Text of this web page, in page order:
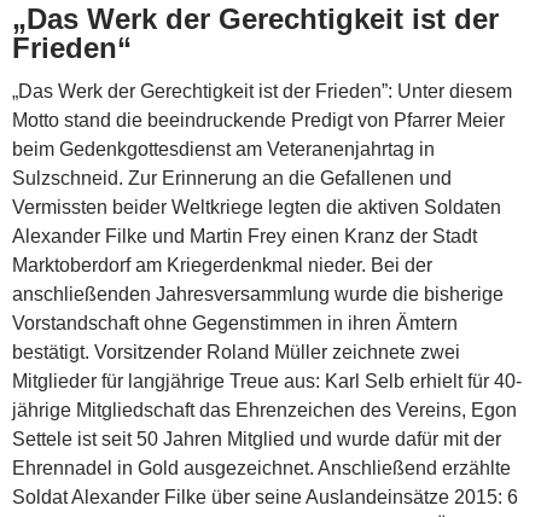
„Das Werk der Gerechtigkeit ist der
Frieden“
„Das Werk der Gerechtigkeit ist der Frieden”: Unter diesem
Motto stand die beeindruckende Predigt von Pfarrer Meier
beim Gedenkgottesdienst am Veteranenjahrtag in
Sulzschneid. Zur Erinnerung an die Gefallenen und
Vermissten beider Weltkriege legten die aktiven Soldaten
Alexander Filke und Martin Frey einen Kranz der Stadt
Marktoberdorf am Kriegerdenkmal nieder. Bei der
anschließenden Jahresversammlung wurde die bisherige
Vorstandschaft ohne Gegenstimmen in ihren Ämtern
bestätigt. Vorsitzender Roland Müller zeichnete zwei
Mitglieder für langjährige Treue aus: Karl Selb erhielt für 40-
jährige Mitgliedschaft das Ehrenzeichen des Vereins, Egon
Settele ist seit 50 Jahren Mitglied und wurde dafür mit der
Ehrennadel in Gold ausgezeichnet. Anschließend erzählte
Soldat Alexander Filke über seine Auslandeinsätze 2015: 6